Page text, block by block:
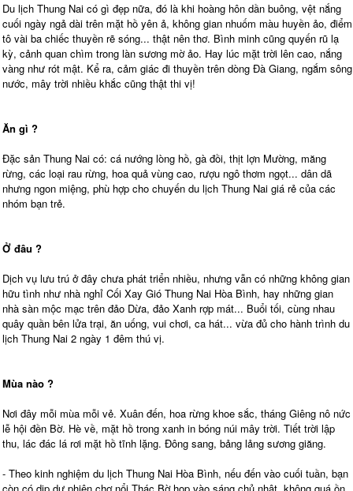
Du lịch Thung Nai có gì đẹp nữa, đó là khi hoàng hôn dần buông, vệt nắng
cuối ngày ngả dài trên mặt hồ yên ả, không gian nhuốm màu huyền ảo, điểm
tô vài ba chiếc thuyền rẽ sóng... thật nên thơ. Bình minh cũng quyến rũ lạ
kỳ, cảnh quan chìm trong làn sương mờ ảo. Hay lúc mặt trời lên cao, nắng
vàng như rót mật. Kể ra, cảm giác đi thuyền trên dòng Đà Giang, ngắm sông
nước, mây trời nhiều khắc cũng thật thi vị!
Ăn gì ?
Đặc sản Thung Nai có: cá nướng lòng hồ, gà đồi, thịt lợn Mường, măng
rừng, các loại rau rừng, hoa quả vùng cao, rượu ngô thơm ngọt... dân dã
nhưng ngon miệng, phù hợp cho chuyến du lịch Thung Nai giá rẻ của các
nhóm bạn trẻ.
Ở đâu ?
Dịch vụ lưu trú ở đây chưa phát triển nhiều, nhưng vẫn có những không gian
hữu tình như nhà nghỉ Cối Xay Gió Thung Nai Hòa Bình, hay những gian
nhà sàn mộc mạc trên đảo Dừa, đảo Xanh rợp mát... Buổi tối, cùng nhau
quây quần bên lửa trại, ăn uống, vui chơi, ca hát... vừa đủ cho hành trình du
lịch Thung Nai 2 ngày 1 đêm thú vị.
Mùa nào ?
Nơi đây mỗi mùa mỗi vẻ. Xuân đến, hoa rừng khoe sắc, tháng Giêng nô nức
lễ hội đền Bờ. Hè về, mặt hồ trong xanh in bóng núi mây trời. Tiết trời lập
thu, lác đác lá rơi mặt hồ tĩnh lặng. Đông sang, bảng lảng sương giăng.
- Theo kinh nghiệm du lịch Thung Nai Hòa Bình, nếu đến vào cuối tuần, bạn